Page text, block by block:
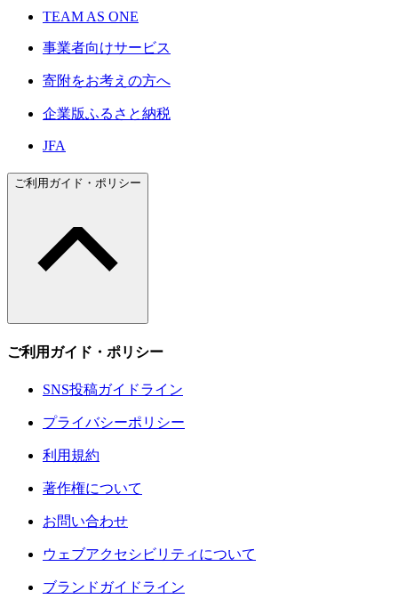
TEAM AS ONE
事業者向けサービス
寄附をお考えの方へ
企業版ふるさと納税
JFA
ご利用ガイド・ポリシー
ご利用ガイド・ポリシー
SNS投稿ガイドライン
プライバシーポリシー
利用規約
著作権について
お問い合わせ
ウェブアクセシビリティについて
ブランドガイドライン